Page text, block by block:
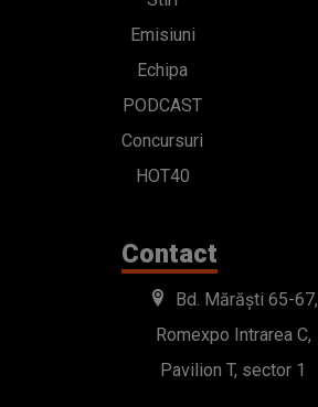
Emisiuni
Echipa
PODCAST
Concursuri
HOT40
Contact
Bd. Mărăști 65-67,
Romexpo Intrarea C,
Pavilion T, sector 1